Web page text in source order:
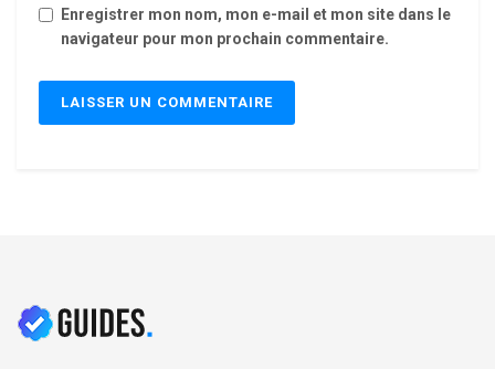
Enregistrer mon nom, mon e-mail et mon site dans le
navigateur pour mon prochain commentaire.